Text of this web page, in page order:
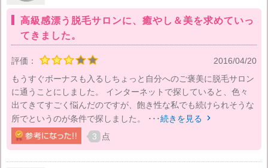
高級感漂う脱毛サロンに、癒やし＆美を求めていっ
てきました。
評価：
2016/04/20
もうすぐボーナスも入るしちょっと自分へのご褒美に脱毛サロン
に通うことにしました。 インターネットで探していると、色々
出てきてすごく悩んだのですが、飽き性な私でも続けられそうな
所でというのが条件で探しました。 ･･･続きを見る 
3 点